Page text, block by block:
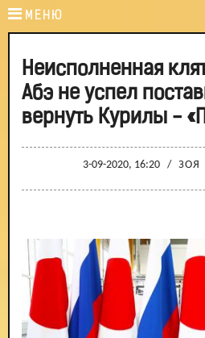
МЕНЮ
Неисполненная
Абэ не успел
вернуть Курилы -
3-09-2020, 16:20 / ЗОЯ